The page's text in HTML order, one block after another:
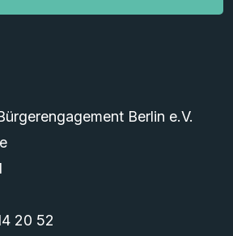
Berlin e.V.
20 52